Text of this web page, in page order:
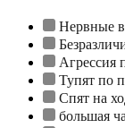
Нервные
Агрессия
Тупят по
Спят на
большая